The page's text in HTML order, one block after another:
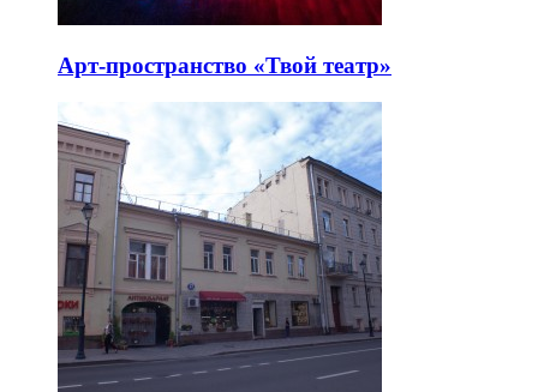
Арт-пространство «Твой театр»